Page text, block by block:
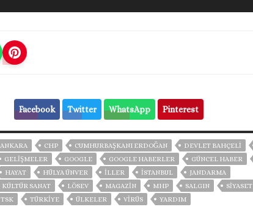
Facebook Twitter WhatsApp Pinterest
ANKARA CHP CUMHURBAŞKANI ERDOĞAN DEVLET BAHÇELİ
GELIŞMELER GOOGLE GOOGLE HABERLER GÜNCEL HABER
HAYAT HÜLYA ÜNVER İLLER ISTANBUL
JANDARMA
KÜLTÜR SANAT LÖSEV MAGAZİN MHP SALGIN SİYASET
TSK TÜRKİYE ÜLKELER VIRÜS YARDIM